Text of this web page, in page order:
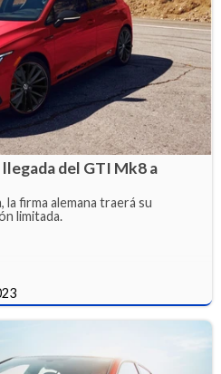
del GTI Mk8 a
la firma alemana traerá su
limitada.